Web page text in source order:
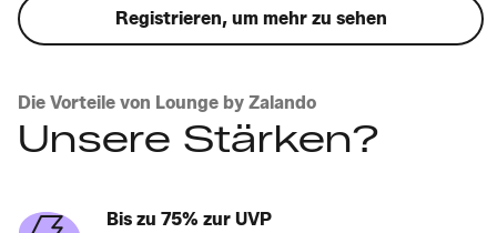
Registrieren, um mehr zu sehen
Die Vorteile von Lounge by Zalando
Unsere Stärken?
Bis zu 75% zur UVP